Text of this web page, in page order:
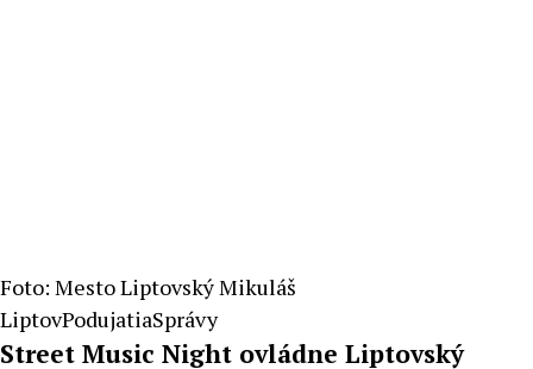
Foto: Mesto Liptovský Mikuláš
LiptovPodujatiaSprávy
Street Music Night ovládne Liptovský